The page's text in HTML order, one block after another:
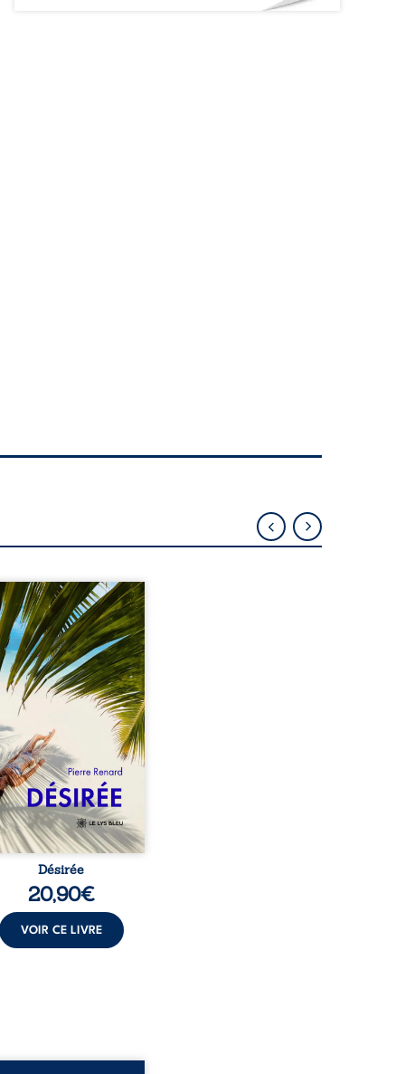
Pierre, jeune retraité,
qu’il est devenu une
femme métissée de
ans. À peine a-t-il
à apprivoiser ce
corps qu’Ange surgit
sa vie et fait vaciller
ses certitudes. Entre
est immédiate,
jusqu’à ce qu’un
familial fasse planer
: et s’ils étaient
demi-frère et ...
Désirée
20,90€
VOIR CE LIVRE